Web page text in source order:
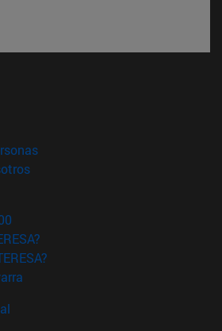
nueva ventana)
(abre en nueva ventana)
(abre en nueva ventana)